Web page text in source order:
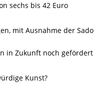
sechs bis 42 Euro
mit Ausnahme der Sado
in Zukunft noch gefördert
Kunst?